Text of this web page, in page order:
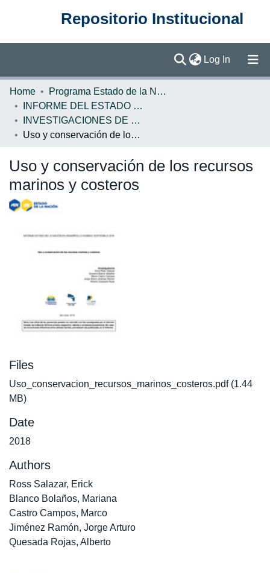
Repositorio Institucional
Log In (current)
Communities & Collections
Statistics
Home
Programa Estado de la Nación (PEN)
INFORME DEL ESTADO DE LA NACION
INVESTIGACIONES DE BASE EN
Uso y conservación de los recursos marinos y costeros
Uso y conservación de los recursos
marinos y costeros
Files
Uso_conservacion_recursos_marinos_costeros.pdf(1.44
MB)
Date
2018
Authors
Ross Salazar, Erick
Blanco Bolaños, Mariana
Castro Campos, Marco
Jiménez Ramón, Jorge Arturo
Quesada Rojas, Alberto